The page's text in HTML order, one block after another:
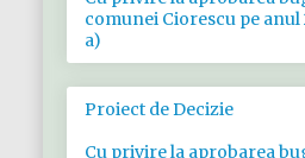
comunei Ciorescu pe
a)
Proiect de Decizie
Cu privire la aprobarea